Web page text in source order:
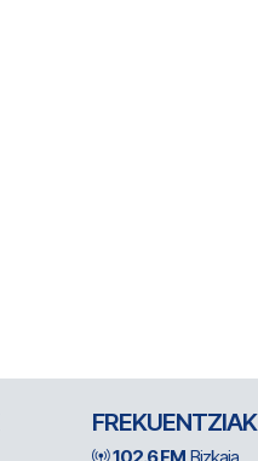
FREKUENTZIAK
102.6 FM Bizkaia